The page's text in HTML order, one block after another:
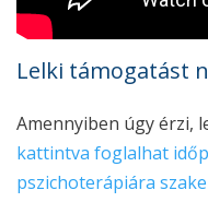
Lelki támogatást
Amennyiben úgy érzi,
kattintva foglalhat
pszichoterápiára